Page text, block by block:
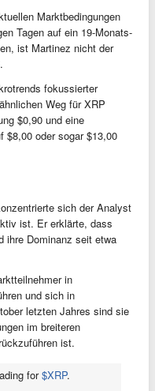
Marktbedingungen
Tagen auf ein 19-Monats-
ist Martinez nicht der
fokussierter
Weg für XRP
$0,90 und eine
$8,00 oder sogar $13,00
sich der Analyst
ist. Er erklärte, dass
ihre Dominanz seit etwa
in
und sich in
letzten Jahres sind sie
im breiteren
ist.
for$XRP.